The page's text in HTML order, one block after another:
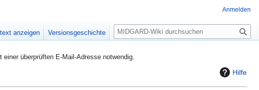
überprüften E-Mail-Adresse notwendig.
Hilfe
Anmelden
anzeigen Versionsgeschichte
S
u
h